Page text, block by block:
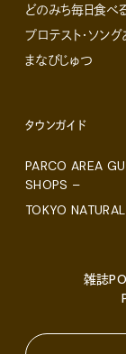
どのみち毎日食べ
プロテスト・ソン
まなびじゅつ
タウンガイド
PARCO AREA
SHOPS –
TOKYO
雑誌